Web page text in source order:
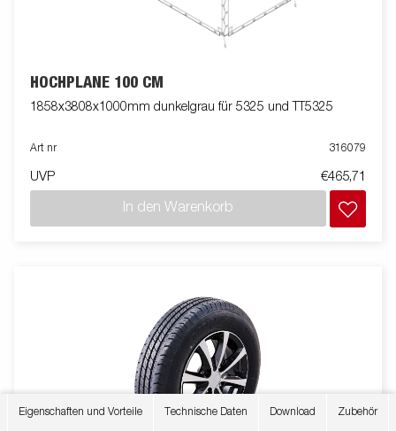
Eigenschaften und Vorteile Technische Daten Download Zubehör
HOCHPLANE 100 CM
1858x3808x1000mm dunkelgrau für 5325 und TT5325
Art nr 316079
UVP €465,71
In den Warenkorb